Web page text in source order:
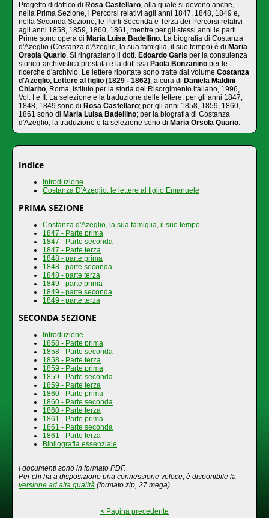
Progetto didattico di Rosa Castellaro, alla quale si devono anche,
nella Prima Sezione, i Percorsi relativi agli anni 1847, 1848, 1849 e,
nella Seconda Sezione, le Parti Seconda e Terza dei Percorsi relativi
agli anni 1858, 1859, 1860, 1861, mentre per gli stessi anni le parti
Prime sono opera di Maria Luisa Badellino. La biografia di Costanza
d'Azeglio (Costanza d'Azeglio, la sua famiglia, il suo tempo) è di Maria
Orsola Quario. Si ringraziano il dott. Edoardo Garis per la consulenza
storico-archivistica prestata e la dott.ssa Paola Bonzanino per le
ricerche d'archivio. Le lettere riportate sono tratte dal volume Costanza
d'Azeglio, Lettere al figlio (1829 - 1862), a cura di Daniela Maldini
Chiarito, Roma, Istituto per la storia del Risorgimento italiano, 1996,
Vol. I e II. La selezione e la traduzione delle lettere, per gli anni 1847,
1848, 1849 sono di Rosa Castellaro; per gli anni 1858, 1859, 1860,
1861 sono di Maria Luisa Badellino; per la biografia di Costanza
d'Azeglio, la traduzione e la selezione sono di Maria Orsola Quario.
Indice
Introduzione
Costanza D'Azeglio: le lettere al figlio Emanuele
PRIMA SEZIONE
Costanza d'Azeglio, la sua famiglia, il suo tempo
1847 - Parte prima
1847 - Parte seconda
1847 - Parte terza
1848 - parte prima
1848 - parte seconda
1848 - parte terza
1849 - parte prima
1849 - parte seconda
1849 - parte terza
SECONDA SEZIONE
Introduzione
1858 - Parte prima
1858 - Parte seconda
1858 - Parte terza
1859 - Parte prima
1859 - Parte seconda
1859 - Parte terza
1860 - Parte prima
1860 - Parte seconda
1860 - Parte terza
1861 - Parte prima
1861 - Parte seconda
1861 - Parte terza
Bibliografia essenziale
I documenti sono in formato PDF.
Per chi ha a disposizione una connessione veloce, è disponibile la
versione ad alta qualità (formato zip, 27 mega)
< Pagina precedente